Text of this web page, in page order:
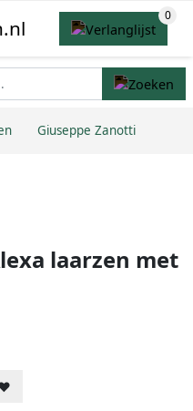
Giuseppe Zanotti
laarzen met